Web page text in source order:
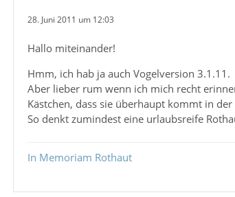
28. Juni 2011 um 12:03
Hallo miteinander!
Hmm, ich hab ja auch Vogelversion 3.1.11.
Aber lieber rum wenn ich mich recht
Kästchen, dass sie überhaupt kommt in
So denkt zumindest eine urlaubsreife
In Memoriam Rothaut